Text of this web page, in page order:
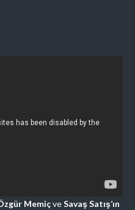
MemiçveSavaş Satış’ın